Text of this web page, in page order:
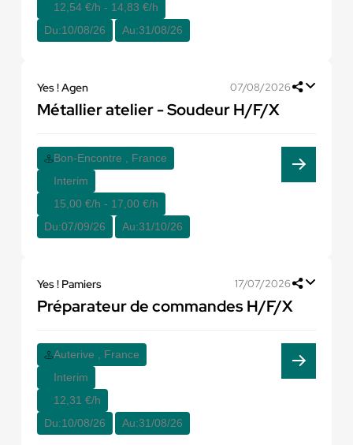
12,54 €/h - 14,83 €/h
Du:10/08/26 Au:31/08/26
Yes ! Agen 07/08/2026
Métallier atelier - Soudeur H/F/X
Bon-Encontre , France
Interim
15,00 €/h - 17,00 €/h
Du:07/09/26 Au:31/10/26
Yes ! Pamiers 17/07/2026
Préparateur de commandes H/F/X
Auterive , France
Interim
12,31 €/h
Du:10/08/26 Au:31/08/26